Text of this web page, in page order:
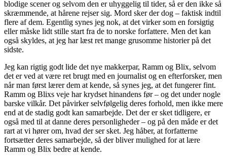
blodige scener og selvom den er uhyggelig til tider, så er den ikke så
skræmmende, at hårene rejser sig. Mord sker der dog – faktisk indtil
flere af dem. Egentlig synes jeg nok, at det virker som en forsigtig
eller måske lidt stille start fra de to norske forfattere. Men det kan
også skyldes, at jeg har læst ret mange grusomme historier på det
sidste.
Jeg kan rigtig godt lide det nye makkerpar, Ramm og Blix, selvom
det er ved at være ret brugt med en journalist og en efterforsker, men
når man først lærer dem at kende, så synes jeg, at det fungerer fint.
Ramm og Blixs veje har krydset hinandens før – og det under nogle
barske vilkår. Det påvirker selvfølgelig deres forhold, men ikke mere
end at de stadig godt kan samarbejde. Det der er sket tidligere, er
også med til at danne deres personligheder – og på den måde er det
rart at vi hører om, hvad der ser sket. Jeg håber, at forfatterne
fortsætter deres samarbejde, så der bliver mulighed for at lære
Ramm og Blix bedre at kende.